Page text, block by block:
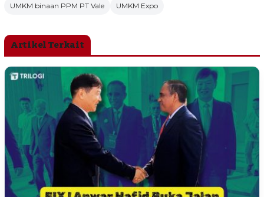
UMKM binaan PPM PT Vale
UMKM Expo
Artikel Terkait